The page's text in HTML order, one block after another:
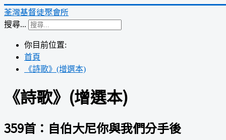
荃灣基督徒聚會所
搜尋...
你目前位置:
首頁
《詩歌》(增選本)
《詩歌》(增選本)
359首：自伯大尼你與我們分手後